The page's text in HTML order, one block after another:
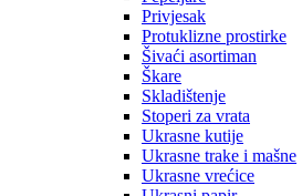
Privjesak
Protuklizne prostirke
Šivaći asortiman
Škare
Skladištenje
Stoperi za vrata
Ukrasne kutije
Ukrasne trake i mašne
Ukrasne vrećice